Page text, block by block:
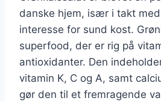
danske hjem, især i takt
interesse for sund kost.
superfood, der er rig på
antioxidanter. Den
vitamin K, C og A, samt
gør den til et fremragende